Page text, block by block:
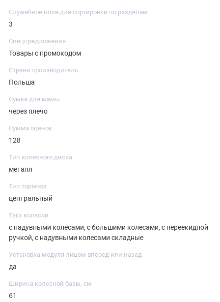
Служебное поле для сортировки по разделам
3
Спецпредложения
Товары с промокодом
Страна производитель
Польша
Сумка для мамы
через плечо
Сумма оценок
128
Тип колесного диска
металл
Тип тормоза
центральный
Тэги коляски
с надувными колесами, с большими колесами, с переекидной
ручкой, с надувными колесами складные
Установка модуля лицом вперед или назад
да
Ширина колесной базы, см
61